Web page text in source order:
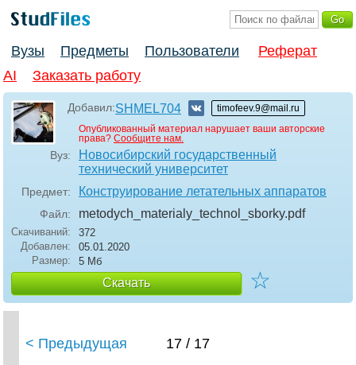
Вузы Предметы Пользователи
Реферат
AI
Заказать работу
Добавил:SHMEL704
timofeev.9@mail.ru
Опубликованный материал нарушает ваши авторские
права? Сообщите нам.
Вуз:
Новосибирский государственный
технический университет
Предмет: Конструирование летательных аппаратов
Файл: metodych_materialy_technol_sborky.pdf
Скачиваний:
372
Добавлен:
05.01.2020
Размер:
5 Мб
Скачать ☆
< Предыдущая 17 / 17